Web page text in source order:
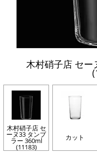
木村硝子店 セ
木村硝子店 セ
ーヌ33 タンブ
ラー 360ml
(11183)
カット